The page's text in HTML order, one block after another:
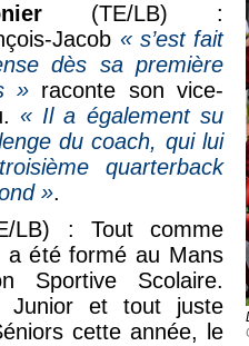
(TE/LB) :
Jacob « s’est fait
dès sa première
» raconte son vice-
« Il a également su
du coach, qui lui
quarterback
».
LB) : Tout comme
a été formé au Mans
Scolaire.
Junior et tout juste
cette année, le